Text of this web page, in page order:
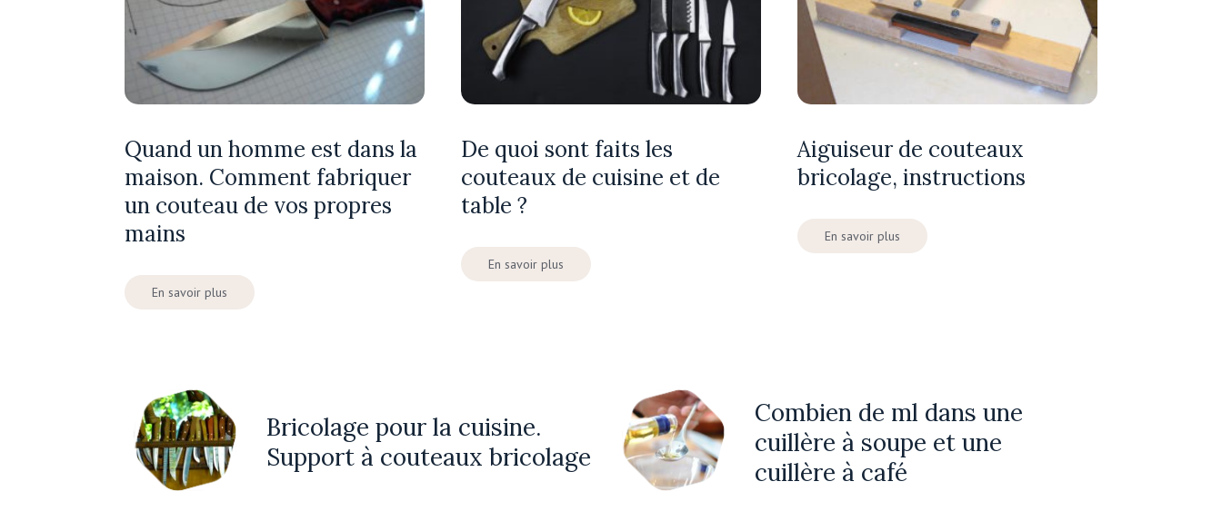
Quand un homme est dans la
maison. Comment fabriquer
un couteau de vos propres
mains
En savoir plus
De quoi sont faits les
couteaux de cuisine et de
table ?
En savoir plus
Aiguiseur de couteaux
bricolage, instructions
En savoir plus
Bricolage pour la cuisine.
Support à couteaux bricolage
Combien de ml dans une
cuillère à soupe et une
cuillère à café